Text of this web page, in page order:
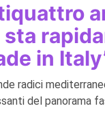
sta
in
radici
del panorama